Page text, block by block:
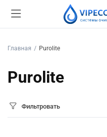
Главная Purolite
Purolite
Фильтровать